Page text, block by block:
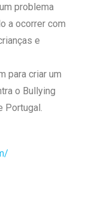
problema
a ocorrer com
e
para criar um
o Bullying